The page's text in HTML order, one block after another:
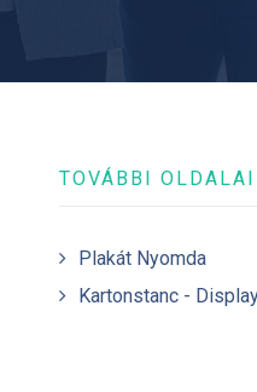
TOVÁBBI
Plakát Nyomda
Kartonstanc -